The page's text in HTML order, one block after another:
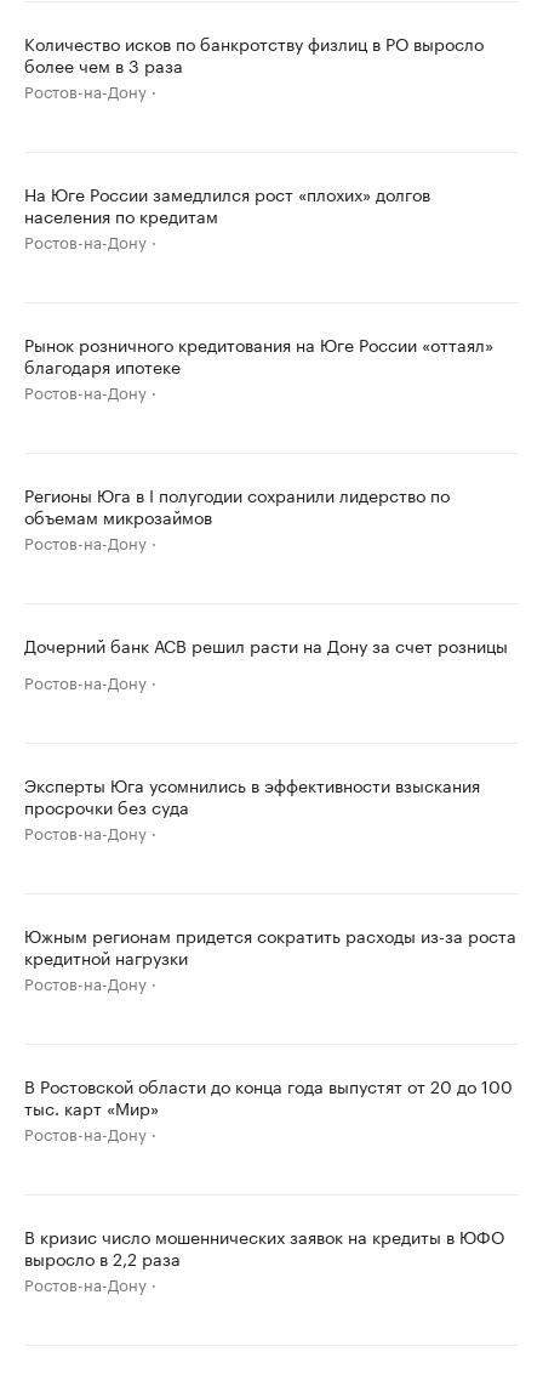
Количество исков по банкротству физлиц в РО выросло
более чем в 3 раза
Ростов-на-Дону
На Юге России замедлился рост «плохих» долгов
населения по кредитам
Ростов-на-Дону
Рынок розничного кредитования на Юге России «оттаял»
благодаря ипотеке
Ростов-на-Дону
Регионы Юга в I полугодии сохранили лидерство по
объемам микрозаймов
Ростов-на-Дону
Дочерний банк АСВ решил расти на Дону за счет розницы
Ростов-на-Дону
Эксперты Юга усомнились в эффективности взыскания
просрочки без суда
Ростов-на-Дону
Южным регионам придется сократить расходы из-за роста
кредитной нагрузки
Ростов-на-Дону
В Ростовской области до конца года выпустят от 20 до 100
тыс. карт «Мир»
Ростов-на-Дону
В кризис число мошеннических заявок на кредиты в ЮФО
выросло в 2,2 раза
Ростов-на-Дону